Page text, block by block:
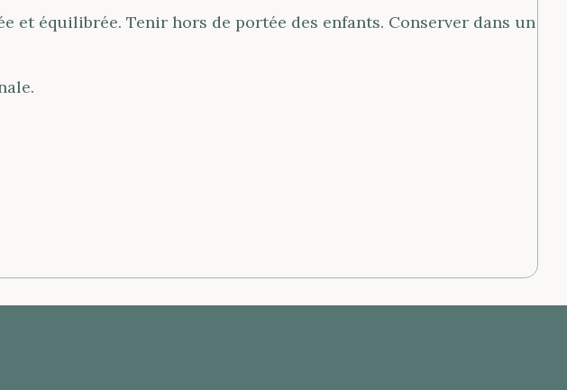
et équilibrée. Tenir hors de portée des enfants. Conserver dans un